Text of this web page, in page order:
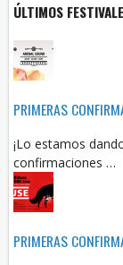
ÚLTIMOS
PRIMERAS
¡Lo estamos
confirmaciones …
PRIMERAS